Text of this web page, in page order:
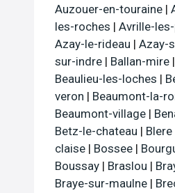
Auzouer-en-touraine |
les-roches | Avrille-
Azay-le-rideau | Azay-
sur-indre | Ballan-mire |
Beaulieu-les-loches |
veron | Beaumont-la-
Beaumont-village |
Betz-le-chateau | Blere
claise | Bossee |
Boussay | Braslou |
Braye-sur-maulne |